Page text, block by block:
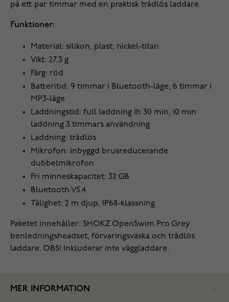
på ett par timmar med en praktisk trådlös laddare.
Funktioner:
Material: silikon, plast, nickel-titan
Vikt: 27,3 g
Färg: röd
Batteritid: 9 timmar i Bluetooth-läge, 6 timmar i
MP3-läge
Laddningstid: full laddning 1h 30 min, 10 min
laddning 3 timmars användning
Laddning: trådlös
Mikrofon: inbyggd brusreducerande
dubbelmikrofon
Fri minneskapacitet: 32 GB
Bluetooth V5.4
Tålighet: 2 m djup, IP68-klassning
Paketet innehåller: SHOKZ OpenSwim Pro Grey
benledningsheadset, förvaringsväska och trådlös
laddare. OBS! Inkluderar inte väggladdare.
MER INFORMATION